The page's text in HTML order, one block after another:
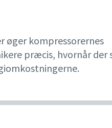
øger kompressorernes
præcis, hvornår der